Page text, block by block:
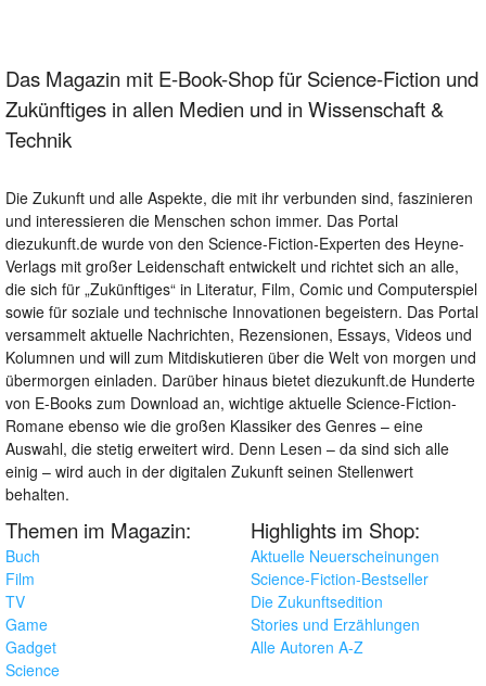
Das Magazin mit E-Book-Shop für Science-Fiction und
Zukünftiges in allen Medien und in Wissenschaft &
Technik
Die Zukunft und alle Aspekte, die mit ihr verbunden sind, faszinieren
und interessieren die Menschen schon immer. Das Portal
diezukunft.de wurde von den Science-Fiction-Experten des Heyne-
Verlags mit großer Leidenschaft entwickelt und richtet sich an alle,
die sich für „Zukünftiges“ in Literatur, Film, Comic und Computerspiel
sowie für soziale und technische Innovationen begeistern. Das Portal
versammelt aktuelle Nachrichten, Rezensionen, Essays, Videos und
Kolumnen und will zum Mitdiskutieren über die Welt von morgen und
übermorgen einladen. Darüber hinaus bietet diezukunft.de Hunderte
von E-Books zum Download an, wichtige aktuelle Science-Fiction-
Romane ebenso wie die großen Klassiker des Genres – eine
Auswahl, die stetig erweitert wird. Denn Lesen – da sind sich alle
einig – wird auch in der digitalen Zukunft seinen Stellenwert
behalten.
Themen im Magazin:
Buch
Film
TV
Game
Gadget
Science
Highlights im Shop:
Aktuelle Neuerscheinungen
Science-Fiction-Bestseller
Die Zukunftsedition
Stories und Erzählungen
Alle Autoren A-Z